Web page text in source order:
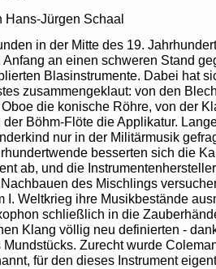
Hans-Jürgen Schaal
in der Mitte des 19.
Anfang an einen schweren Stand
Blasinstrumente. Dabei hat
zusammengeklaut: von den
die konische Röhre, von der
der Böhm-Flöte die Applikatur.
nur in der Militärmusik
besserten sich die
ab, und die
des Mischlings
I. Weltkrieg ihre Musikbestände
schließlich in die
Klang völlig neu definierten -
Mundstücks. Zurecht wurde
für den dieses Instrument